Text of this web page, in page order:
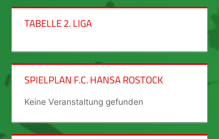
TABELLE 2. LIGA
SPIELPLAN F.C. HANSA ROSTOCK
Keine Veranstaltung gefunden